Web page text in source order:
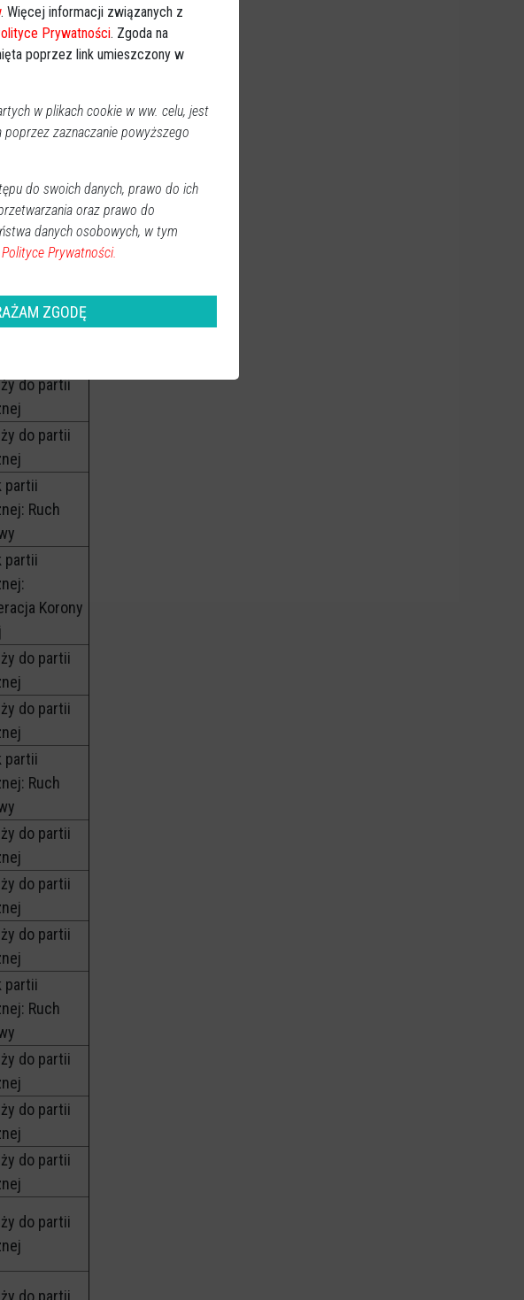
partii
partii
partii
Ruch
Europa -
partii
do partii
do partii
partii
Ruch
partii
Korony
do partii
do partii
partii
Ruch
do partii
do partii
do partii
partii
Ruch
do partii
do partii
do partii
do partii
do partii
. Więcej informacji związanych z
Prywatności. Zgoda na
poprzez link umieszczony w
w plikach cookie w ww. celu, jest
zaznaczanie powyższego
do swoich danych, prawo do ich
oraz prawo do
danych osobowych, w tym
Polityce Prywatności.
ZGODĘ